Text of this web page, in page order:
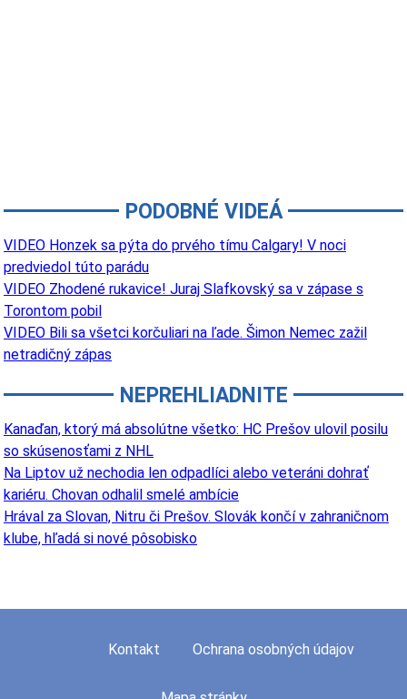
PODOBNÉ VIDEÁ
VIDEO Honzek sa pýta do prvého tímu Calgary! V noci
predviedol túto parádu
VIDEO Zhodené rukavice! Juraj Slafkovský sa v zápase s
Torontom pobil
VIDEO Bili sa všetci korčuliari na ľade. Šimon Nemec zažil
netradičný zápas
NEPREHLIADNITE
Kanaďan, ktorý má absolútne všetko: HC Prešov ulovil posilu
so skúsenosťami z NHL
Na Liptov už nechodia len odpadlíci alebo veteráni dohrať
kariéru. Chovan odhalil smelé ambície
Hrával za Slovan, Nitru či Prešov. Slovák končí v zahraničnom
klube, hľadá si nové pôsobisko
Kontakt Ochrana osobných údajov